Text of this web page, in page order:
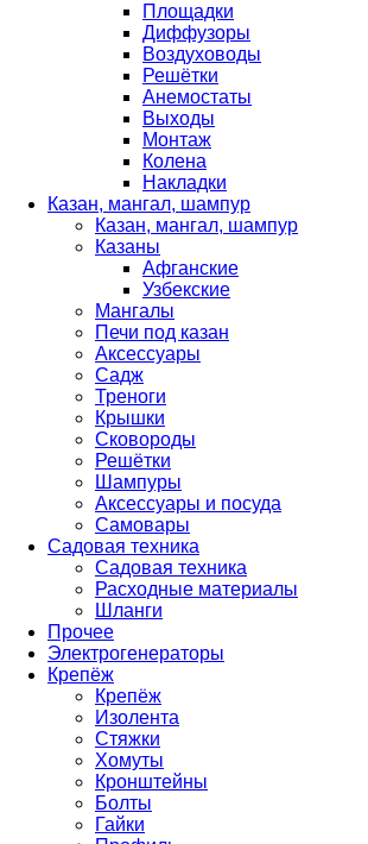
Площадки
Диффузоры
Воздуховоды
Решётки
Анемостаты
Выходы
Монтаж
Колена
Накладки
Казан, мангал, шампур
Казан, мангал, шампур
Казаны
Афганские
Узбекские
Мангалы
Печи под казан
Аксессуары
Садж
Треноги
Крышки
Сковороды
Решётки
Шампуры
Аксессуары и посуда
Самовары
Садовая техника
Садовая техника
Расходные материалы
Шланги
Прочее
Электрогенераторы
Крепёж
Крепёж
Изолента
Стяжки
Хомуты
Кронштейны
Болты
Гайки